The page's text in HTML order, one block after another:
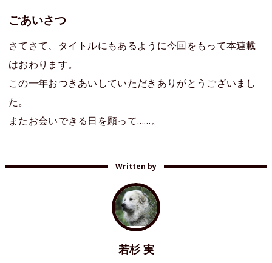
ごあいさつ
さてさて、タイトルにもあるように今回をもって本連載
はおわります。
この一年おつきあいしていただきありがとうございまし
た。
またお会いできる日を願って……。
Written by
若杉 実